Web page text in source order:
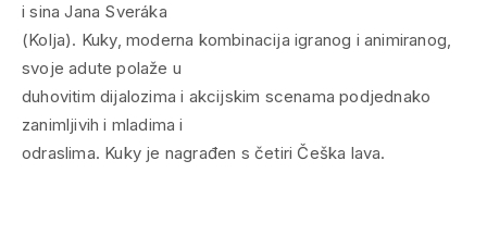
i sina Jana Sveráka
(Kolja). Kuky, moderna kombinacija igranog i animiranog,
svoje adute polaže u
duhovitim dijalozima i akcijskim scenama podjednako
zanimljivih i mladima i
odraslima. Kuky je nagrađen s četiri Češka lava.